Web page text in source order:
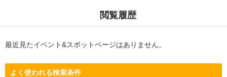
閲覧履歴
最近見たイベント&スポットページはありません。
よく使われる検索条件